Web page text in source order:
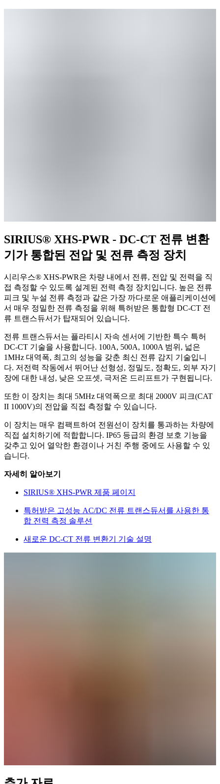
SIRIUS® XHS-PWR - DC-CT 전류 변환
기가 통합된 전압 및 전류 측정 장치
시리우스® XHS-PWR은 차량 내에서 전류, 전압 및 전력을 직
접 측정할 수 있도록 설계된 전력 측정 장치입니다. 높은 전류
피크 및 누설 전류 측정과 같은 가장 까다로운 애플리케이션에
서 매우 정밀한 전류 측정을 위해 특허받은 통합형 DC-CT 전
류 트랜스듀서가 탑재되어 있습니다.
전류 트랜스듀서는 플라티시 자속 센서에 기반한 특수 특허
DC-CT 기술을 사용합니다. 100A, 500A, 1000A 범위, 넓은
1MHz 대역폭, 최고의 성능을 갖춘 최신 전류 감지 기술입니
다. 저전력 작동에서 뛰어난 선형성, 정밀도, 정확도, 외부 자기
장에 대한 내성, 낮은 오프셋, 극저온 드리프트가 구현됩니다.
또한 이 장치는 최대 5MHz 대역폭으로 최대 2000V 피크(CAT
II 1000V)의 전압을 직접 측정할 수 있습니다.
이 장치는 매우 컴팩트하여 전원선이 장치를 통과하는 차량에
직접 설치하기에 적합합니다. IP65 등급의 환경 보호 기능을
갖추고 있어 열악한 환경이나 거친 주행 중에도 사용할 수 있
습니다.
자세히 알아보기
SIRIUS® XHS-PWR 제품 페이지
특허받은 고성능 AC/DC 전류 트랜스듀서를 사용한 통
합 전력 측정 솔루션
새로운 DC-CT 전류 변환기 기술 설명